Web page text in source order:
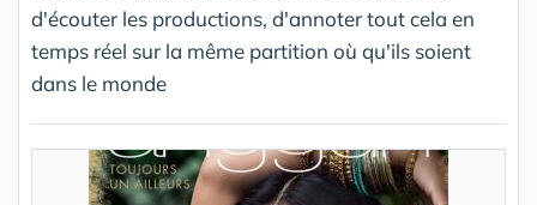
d'écouter les productions, d'annoter tout cela en
temps réel sur la même partition où qu'ils soient
dans le monde